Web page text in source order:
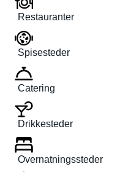
Restauranter
Spisesteder
Catering
Drikkesteder
Overnatningssteder